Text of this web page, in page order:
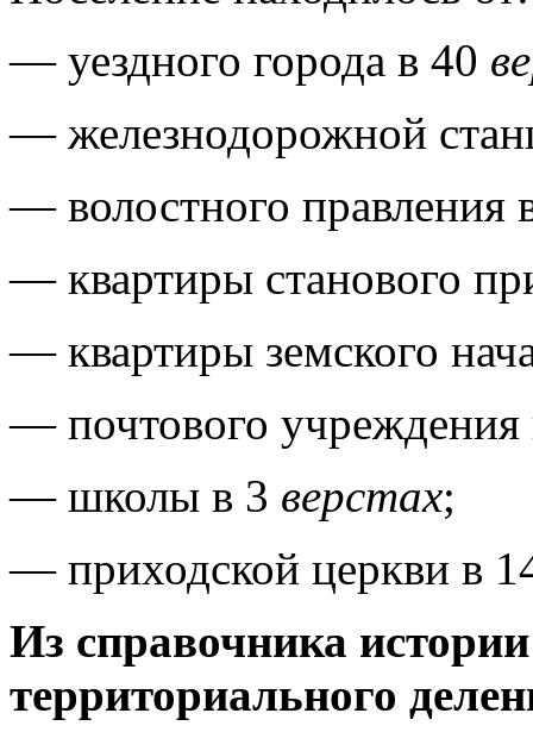
— уездного города в 40
— железнодорожной
— волостного правления
— квартиры станового
— квартиры земского
— почтового
— школы в 3 верстах;
— приходской церкви в
Из справочника
территориального